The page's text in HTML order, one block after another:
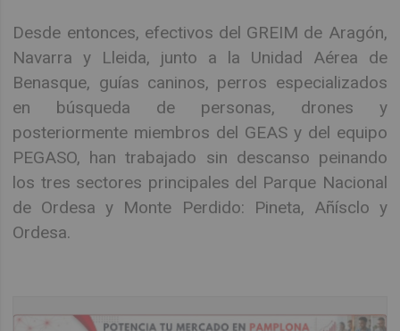
Desde entonces, efectivos del GREIM de Aragón,
Navarra y Lleida, junto a la Unidad Aérea de
Benasque, guías caninos, perros especializados
en búsqueda de personas, drones y
posteriormente miembros del GEAS y del equipo
PEGASO, han trabajado sin descanso peinando
los tres sectores principales del Parque Nacional
de Ordesa y Monte Perdido: Pineta, Añísclo y
Ordesa.